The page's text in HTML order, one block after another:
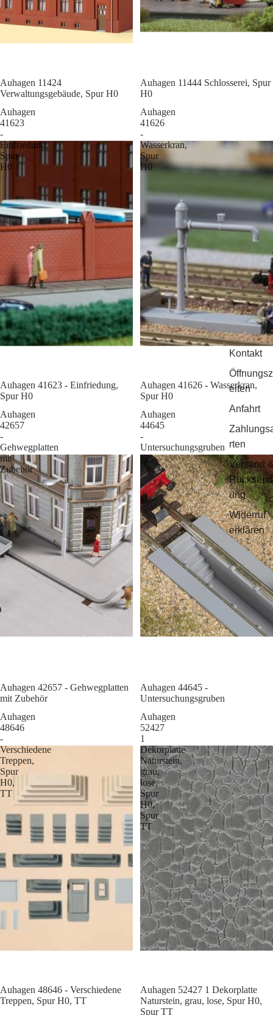
Kontakt
Öffnungsz
eiten
Anfahrt
rten
Versand
Rücksend
ung
Widerruf
erklären
Sale
Auhagen 11424
Verwaltungsgebäude, Spur H0
Sale
Auhagen 11444 Schlosserei, Spur
H0
Auhagen
41623
-
Einfriedung,
Spur
H0
Auhagen 41623 - Einfriedung,
Spur H0
Auhagen
41626
-
Wasserkran,
Spur
H0
Sale
Auhagen 41626 - Wasserkran,
Spur H0
Auhagen
42657
-
Gehwegplatten
mit
Zubehör
Auhagen 42657 - Gehwegplatten
mit Zubehör
Auhagen
44645
-
Untersuchungsgruben
Sale
Auhagen 44645 -
Untersuchungsgruben
Auhagen
48646
-
Verschiedene
Treppen,
Spur
H0,
TT
Auhagen 48646 - Verschiedene
Treppen, Spur H0, TT
Auhagen
52427
1
Dekorplatte
Naturstein,
grau,
lose,
Spur
H0,
Spur
TT
Auhagen 52427 1 Dekorplatte
Naturstein, grau, lose, Spur H0,
Spur TT